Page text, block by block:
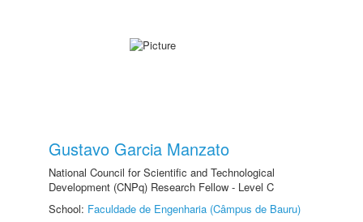
Gustavo Garcia Manzato
National Council for Scientific and Technological
Development (CNPq) Research Fellow - Level C
School: Faculdade de Engenharia (Câmpus de Bauru)